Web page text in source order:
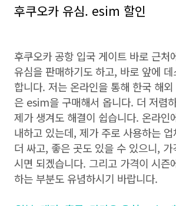
후쿠오카 유심. esim 할인
후쿠오카 공항 입국 게이트 바로 근처
유심을 판매하기도 하고, 바로 앞에
합니다. 저는 온라인을 통해 한국 해
은 esim을 구매해서 옵니다. 더 저렴
제가 생겨도 해결이 쉽습니다. 온라인
내하고 있는데, 제가 주로 사용하는
더 싸고, 좋은 곳도 있을 수 있으니,
시면 되겠습니다. 그리고 가격이 시즌
하는 부분도 유념하시기 바랍니다.